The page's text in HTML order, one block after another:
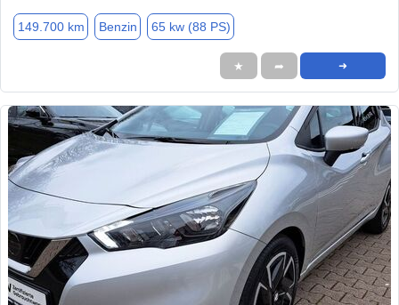
149.700 km Benzin 65 kw (88 PS)
★ ➦ ➜